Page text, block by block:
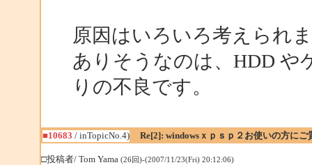
原因はいろいろ考えられ
ありそうなのは、HDD や
りの不良です。
■10683 / inTopicNo.4) Re[2]: windowsｘｐｓｐ２お使いの方にご
□投稿者/ Tom Yama (26回)-(2007/11/23(Fri) 20:12:06)